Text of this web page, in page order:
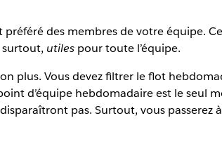
des membres de votre équipe.
utiles pour toute l’équipe.
plus. Vous devez filtrer le flot
d’équipe hebdomadaire est le seul
pas. Surtout, vous passerez